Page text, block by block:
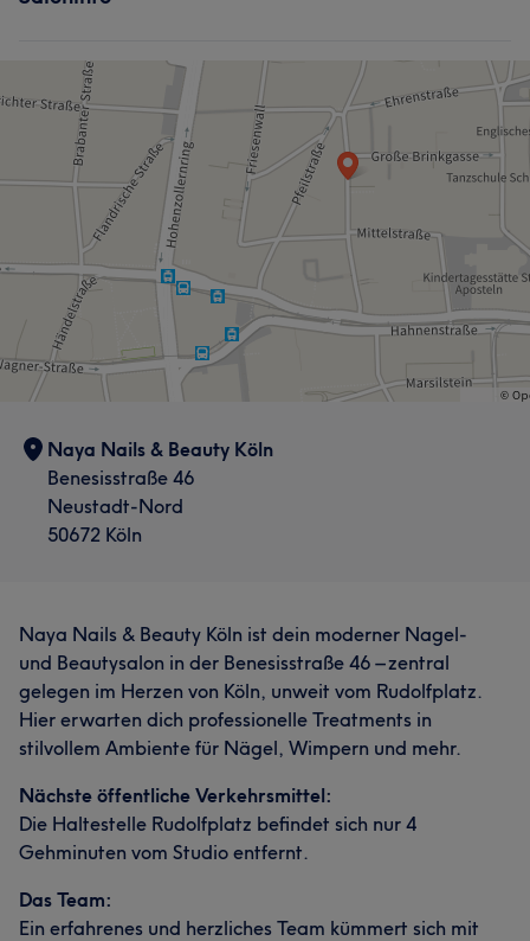
Naya Nails & Beauty Köln
Benesisstraße 46
Neustadt-Nord
50672 Köln
Naya Nails & Beauty Köln ist dein moderner Nagel-
und Beautysalon in der Benesisstraße 46 – zentral
gelegen im Herzen von Köln, unweit vom Rudolfplatz.
Hier erwarten dich professionelle Treatments in
stilvollem Ambiente für Nägel, Wimpern und mehr.
Nächste öffentliche Verkehrsmittel:
Die Haltestelle Rudolfplatz befindet sich nur 4
Gehminuten vom Studio entfernt.
Das Team:
Ein erfahrenes und herzliches Team kümmert sich mit